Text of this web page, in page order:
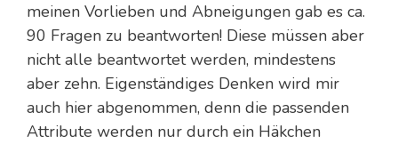
meinen Vorlieben und Abneigungen gab es ca.
90 Fragen zu beantworten! Diese müssen aber
nicht alle beantwortet werden, mindestens
aber zehn. Eigenständiges Denken wird mir
auch hier abgenommen, denn die passenden
Attribute werden nur durch ein Häkchen